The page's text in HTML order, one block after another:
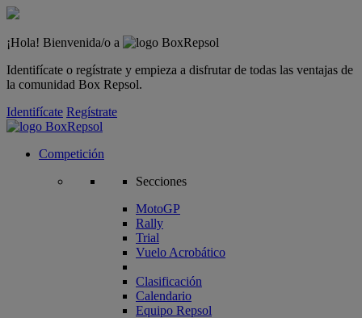
¡Hola! Bienvenida/o a
Identifícate o regístrate y empieza a disfrutar de todas las ventajas de
la comunidad Box Repsol.
Identifícate Regístrate
Competición
Secciones
MotoGP
Rally
Trial
Vuelo Acrobático
Clasificación
Calendario
Equipo Repsol